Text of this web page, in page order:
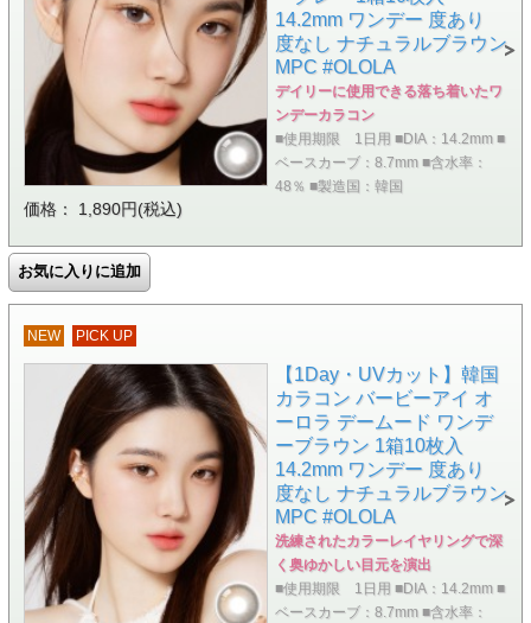
14.2mm ワンデー 度あり
度なし ナチュラルブラウン
MPC #OLOLA
デイリーに使用できる落ち着いたワ
ンデーカラコン
■使用期限 1日用 ■DIA：14.2mm ■
ベースカーブ：8.7mm ■含水率：
48％ ■製造国：韓国
価格： 1,890円(税込)
NEW PICK UP
【1Day・UVカット】韓国
カラコン バービーアイ オ
ーロラ デームード ワンデ
ーブラウン 1箱10枚入
14.2mm ワンデー 度あり
度なし ナチュラルブラウン
MPC #OLOLA
洗練されたカラーレイヤリングで深
く奥ゆかしい目元を演出
■使用期限 1日用 ■DIA：14.2mm ■
ベースカーブ：8.7mm ■含水率：